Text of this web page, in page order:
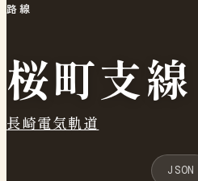
路線
桜町支線
長崎電気軌道
JSON